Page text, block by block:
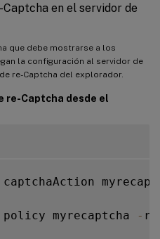
en el servidor de
que debe mostrarse a los
la configuración al servidor de
re-Captcha del explorador.
re-Captcha desde el
myrecaptcha -